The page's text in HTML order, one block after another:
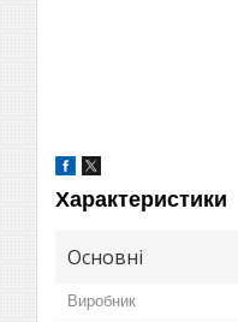
Характеристики
Основні
Виробник